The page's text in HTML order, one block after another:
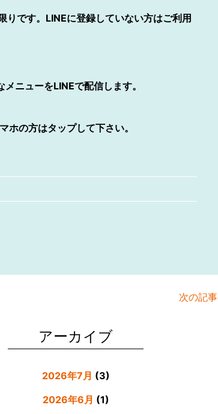
です。LINEに登録していない方はご利用
ニューをLINEで配信します。
ホの方はタップして下さい。
次の記事
アーカイブ
2026年7月 (3)
2026年6月 (1)